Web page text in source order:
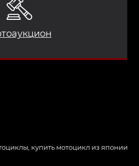
купить мотоцикл из японии